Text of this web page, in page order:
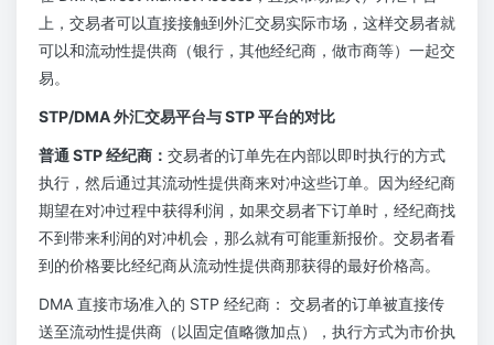
上，交易者可以直接接触到外汇交易实际市场，这样交易者就
可以和流动性提供商（银行，其他经纪商，做市商等）一起交
易。
STP/DMA 外汇交易平台与 STP 平台的对比
普通 STP 经纪商： 交易者的订单先在内部以即时执行的方式
执行，然后通过其流动性提供商来对冲这些订单。因为经纪商
期望在对冲过程中获得利润，如果交易者下订单时，经纪商找
不到带来利润的对冲机会，那么就有可能重新报价。交易者看
到的价格要比经纪商从流动性提供商那获得的最好价格高。
DMA 直接市场准入的 STP 经纪商： 交易者的订单被直接传
送至流动性提供商（以固定值略微加点），执行方式为市价执